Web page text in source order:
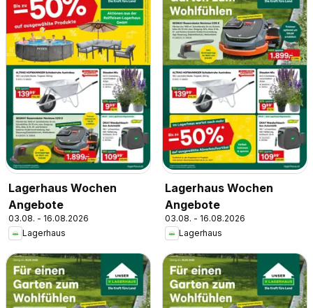
Lagerhaus Wochen
Angebote
03.08. - 16.08.2026
Lagerhaus
Lagerhaus Wochen
Angebote
03.08. - 16.08.2026
Lagerhaus